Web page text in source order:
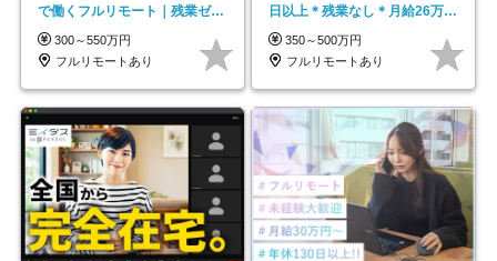
で働くフルリモート｜残業ゼロ
で18時退勤◎
300～550万円
フルリモートあり
日以上＊残業なし＊月給26万円
以上
350～500万円
フルリモートあり